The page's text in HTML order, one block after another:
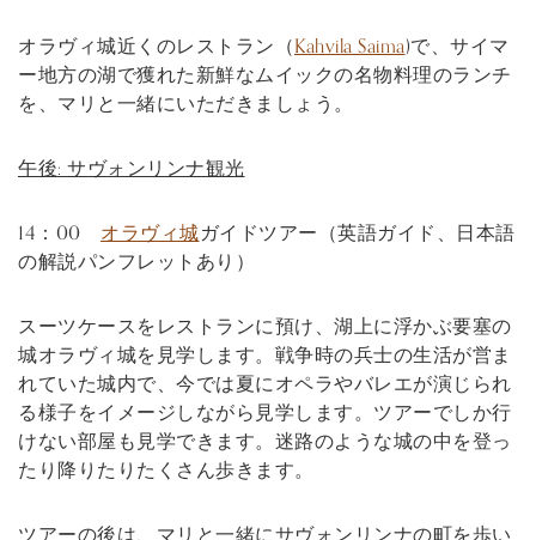
オラヴィ城近くのレストラン（Kahvila Saima)で、サイマ
ー地方の湖で獲れた新鮮なムイックの名物料理のランチ
を、マリと一緒にいただきましょう。
午後: サヴォンリンナ観光
14：00 オラヴィ城ガイドツアー（英語ガイド、日本語
の解説パンフレットあり）
スーツケースをレストランに預け、湖上に浮かぶ要塞の
城オラヴィ城を見学します。戦争時の兵士の生活が営ま
れていた城内で、今では夏にオペラやバレエが演じられ
る様子をイメージしながら見学します。ツアーでしか行
けない部屋も見学できます。迷路のような城の中を登っ
たり降りたりたくさん歩きます。